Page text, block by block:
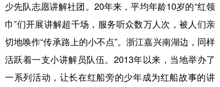
少先队志愿讲解社团。20年来，平均年龄10岁的“红领
巾”们开展讲解超千场，服务听众数万人次，被人们亲
切地唤作“传承路上的小不点”。浙江嘉兴南湖边，同样
活跃着一支小讲解员队伍。2013年以来，当地举办了
一系列活动，让长在红船旁的少年成为红船故事的讲